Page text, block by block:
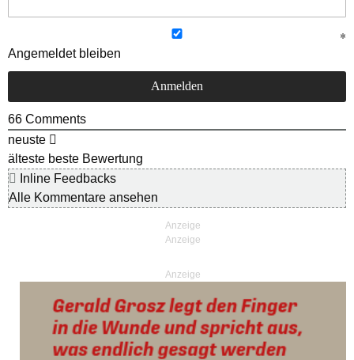
Angemeldet bleiben
66 Comments
neuste
älteste beste Bewertung
Inline Feedbacks
Alle Kommentare ansehen
Anzeige